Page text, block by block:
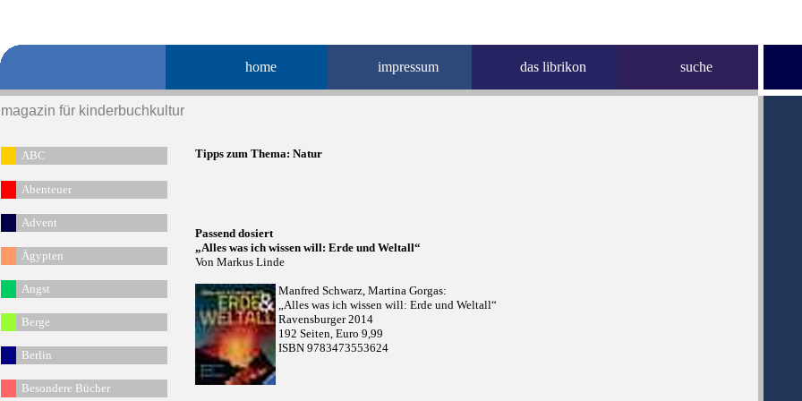
home impressum das librikon suche
magazin für kinderbuchkultur
ABC
Abenteuer
Advent
Ägypten
Angst
Berge
Berlin
Besondere Bücher
Tipps zum Thema: Natur
Passend dosiert
„Alles was ich wissen will: Erde und Weltall“
Von Markus Linde
Manfred Schwarz, Martina Gorgas:
„Alles was ich wissen will: Erde und Weltall“
Ravensburger 2014
192 Seiten, Euro 9,99
ISBN 9783473553624